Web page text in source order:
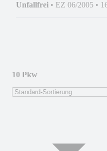
Unfallfrei • EZ 06/2005 •
10 Pkw